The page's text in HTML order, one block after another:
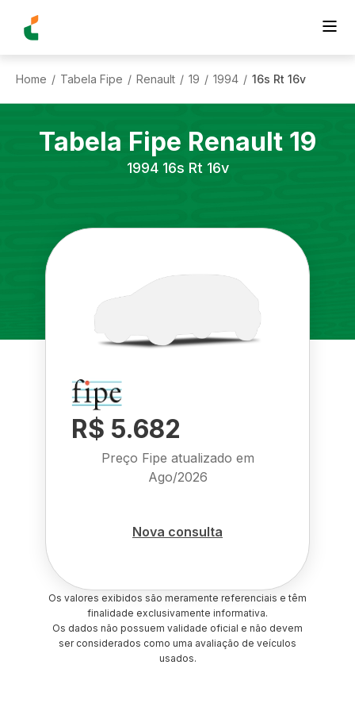
Home / Tabela Fipe / Renault / 19 / 1994 / 16s Rt 16v
Tabela Fipe Renault 19
1994 16s Rt 16v
R$ 5.682
Preço Fipe atualizado em
Ago/2026
Nova consulta
Os valores exibidos são meramente referenciais e têm
finalidade exclusivamente informativa.
Os dados não possuem validade oficial e não devem
ser considerados como uma avaliação de veículos
usados.